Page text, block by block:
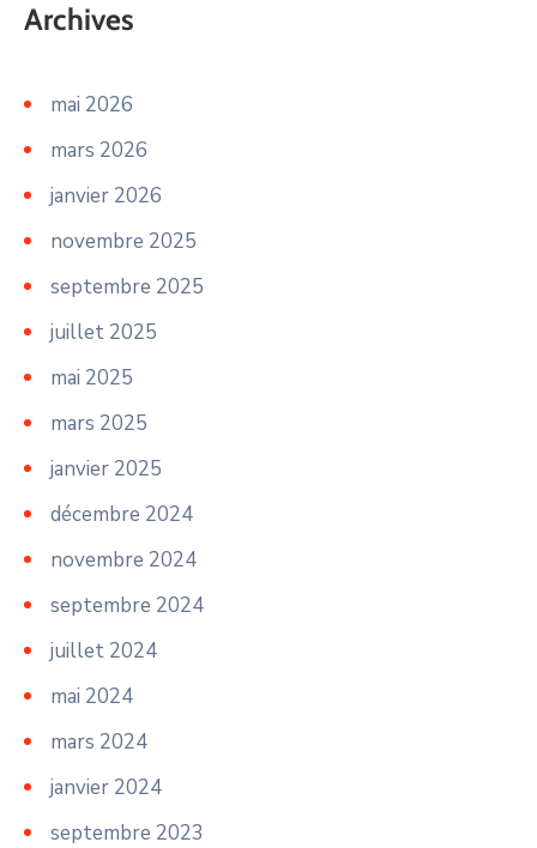
Archives
mai 2026
mars 2026
janvier 2026
novembre 2025
septembre 2025
juillet 2025
mai 2025
mars 2025
janvier 2025
décembre 2024
novembre 2024
septembre 2024
juillet 2024
mai 2024
mars 2024
janvier 2024
septembre 2023